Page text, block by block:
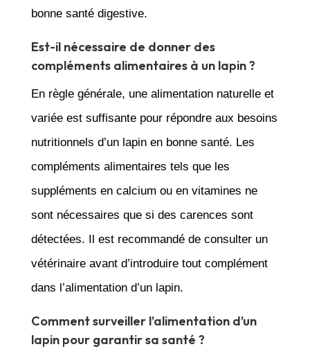
bonne santé digestive.
Est-il nécessaire de donner des
compléments alimentaires à un lapin ?
En règle générale, une alimentation naturelle et
variée est suffisante pour répondre aux besoins
nutritionnels d’un lapin en bonne santé. Les
compléments alimentaires tels que les
suppléments en calcium ou en vitamines ne
sont nécessaires que si des carences sont
détectées. Il est recommandé de consulter un
vétérinaire avant d’introduire tout complément
dans l’alimentation d’un lapin.
Comment surveiller l’alimentation d’un
lapin pour garantir sa santé ?